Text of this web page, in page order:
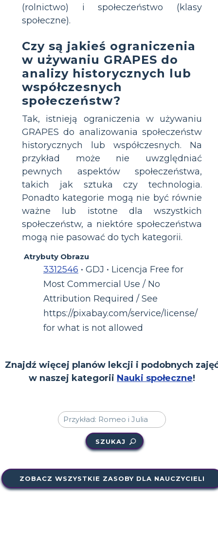
(rolnictwo) i społeczeństwo (klasy
społeczne).
Czy są jakieś ograniczenia
w używaniu GRAPES do
analizy historycznych lub
współczesnych
społeczeństw?
Tak, istnieją ograniczenia w używaniu
GRAPES do analizowania społeczeństw
historycznych lub współczesnych. Na
przykład może nie uwzględniać
pewnych aspektów społeczeństwa,
takich jak sztuka czy technologia.
Ponadto kategorie mogą nie być równie
ważne lub istotne dla wszystkich
społeczeństw, a niektóre społeczeństwa
mogą nie pasować do tych kategorii.
Atrybuty Obrazu
3312546 • GDJ • Licencja Free for
Most Commercial Use / No
Attribution Required / See
https://pixabay.com/service/license/
for what is not allowed
Znajdź więcej planów lekcji i podobnych
w naszej kategorii Nauki społeczne!
SZUKAJ
ZOBACZ WSZYSTKIE ZASOBY DLA NAUCZYCIELI